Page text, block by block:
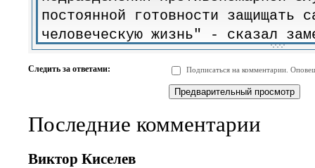
-
-
-
-
-
-
-
-
-
-
-
-
-
Следить за ответами: Подписаться на комментарии.
Последние комментарии
Виктор Киселев